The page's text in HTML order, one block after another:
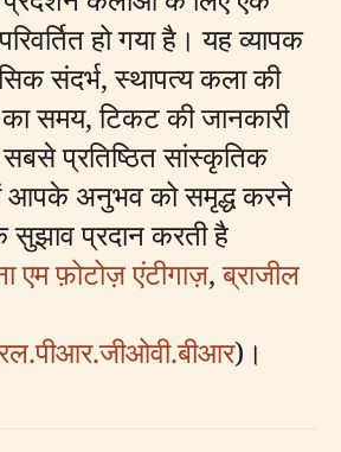
हो गया है। यह व्यापक
संदर्भ, स्थापत्य कला की
समय, टिकट की जानकारी
प्रतिष्ठित सांस्कृतिक
आपके अनुभव को समृद्ध करने
सुझाव प्रदान करती है
एम फ़ोटोज़ एंटीगाज़,ब्राजील
)।